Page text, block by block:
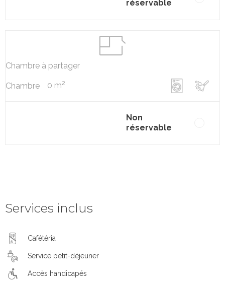
réservable
Chambre à partager
Chambre 0 m2
Non
réservable
Services inclus
Cafétéria
Service petit-déjeuner
Accès handicapés